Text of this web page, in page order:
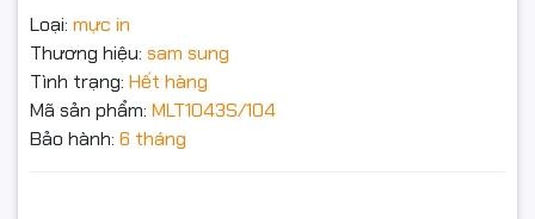
Loại: mực in
Thương hiệu: sam sung
Tình trạng: Hết hàng
Mã sản phẩm: MLT1043S/104
Bảo hành: 6 tháng
1666/1665/1660/1661/3201/
thương hiệu .
Hộp mực Samsung MLT1043S/104
ML-1666/1665/1660/1661/3201/1860 là sự lựa chọn tuyệt vời